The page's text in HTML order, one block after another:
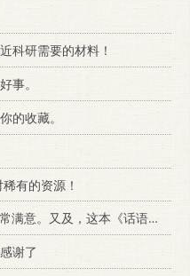
科研需要的材料！
事。
的收藏。
有的资源！
。又及，这本《话语的真相》...
谢了